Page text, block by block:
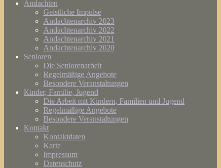
Andachten
Geistliche Impulse
Andachtenarchiv 2023
Andachtenarchiv 2022
Andachtenarchiv 2021
Andachtenarchiv 2020
Senioren
Die Seniorenarbeit
Regelmäßige Angebote
Besondere Veranstaltungen
Kinder, Familie, Jugend
Die Arbeit mit Kindern, Familien und Jugend
Regelmäßige Angebote
Besondere Veranstaltungen
Kontakt
Kontaktdaten
Karte
Impressum
Datenschutz